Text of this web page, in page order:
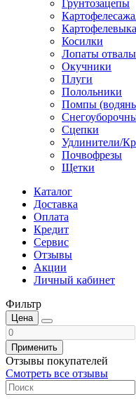
Грунтозацепы
Косилки
Лопаты отвалы
Окучники
Плуги
Полольники
Помпы
Сцепки
Удлинители/
Почвофрезы
Щетки
Каталог
Доставка
Оплата
Кредит
Сервис
Отзывы
Акции
Личный кабинет
Фильтр
Цена
Применить
Отзывы покупателей
Смотреть все отзывы